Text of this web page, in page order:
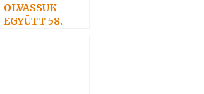
OLVASSUK
EGYÜTT 58.